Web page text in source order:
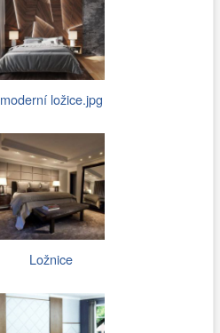
moderní ložice.jpg
Ložnice